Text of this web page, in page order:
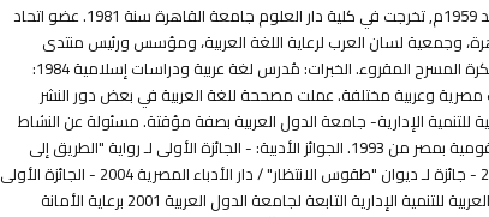
شريفة السيد شاعرة مصرية من مواليد 1959م, تخرجت في كلية دار العلوم جامعة القاهرة سنة 1981. عضو اتحاد
وجمعية لسان العرب لرعاية اللغة العربية، ومؤسس ورئيس منتدى
المبدعات العربيات بالقاهرة،وصاحبة فكرة المسرح المقروء. الخبرات: مُدرس لغة عربية ودراسات إسلامية 1984:
مصرية وعربية مختلفة. عملت مصححة للغة العربية في بعض دور النشر
للتنمية الإدارية- جامعة الدول العربية بصفة مؤقتة. مسئولة عن النشاط
الثقافي بمكتبات دار الكتب والوثائق القومية بمصر من 1993. الجوائز الأدبية: - الجائزة الأولى لـ رواية "الطريق إلى
روما" نادي القصة بالقاهرة/مصر 2006 - جائزة لـ ديوان "طقوس الانتظار" / دار الأدباء المصرية 2004 - الجائزة الأولى
لـ قصيدة "بنات شجرة الدر" / المنظمة العربية للتنمية الإدارية التابعة لجامعة الدول العربية 2001 برعاية الأمانة